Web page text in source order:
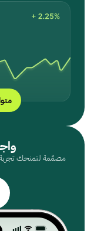
مصمّمة لتمنحك